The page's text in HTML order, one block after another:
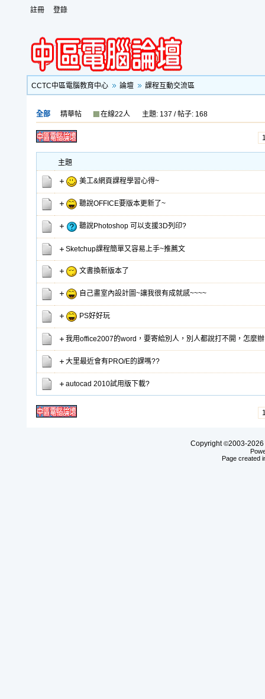
註冊 登錄
CCTC中區電腦教育中心 論壇 課程互動交流區
全部 精華帖 在線22人 主題: 137 / 帖子: 168
主題
美工&網頁課程學習心得~
聽說OFFICE要版本更新了~
聽說Photoshop 可以支援3D列印?
Sketchup課程簡單又容易上手~推薦文
文書換新版本了
自己畫室內設計圖~讓我很有成就感~~~~
PS好好玩
我用office2007的word，要寄給別人，別人都說打不開，怎麼
大里最近會有PRO/E的課嗎??
autocad 2010試用版下載?
Copyright©2003-2026
Page created